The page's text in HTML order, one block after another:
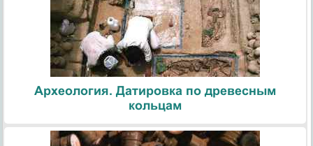
Археология. Датировка по древесным
кольцам